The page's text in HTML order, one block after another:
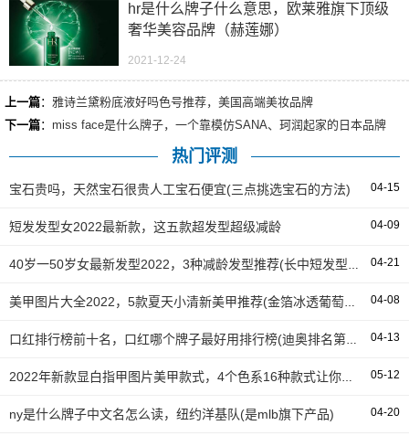
hr是什么牌子什么意思，欧莱雅旗下顶级
奢华美容品牌（赫莲娜）
2021-12-24
上一篇： 雅诗兰黛粉底液好吗色号推荐，美国高端美妆品牌
下一篇： miss face是什么牌子，一个靠模仿SANA、珂润起家的日本品牌
热门评测
宝石贵吗，天然宝石很贵人工宝石便宜(三点挑选宝石的方法) 04-15
短发发型女2022最新款，这五款超发型超级减龄 04-09
40岁一50岁女最新发型2022，3种减龄发型推荐(长中短发型都有) 04-21
美甲图片大全2022，5款夏天小清新美甲推荐(金箔冰透葡萄超显白) 04-08
口红排行榜前十名，口红哪个牌子最好用排行榜(迪奥排名第一) 04-13
2022年新款显白指甲图片美甲款式，4个色系16种款式让你变得更美 05-12
ny是什么牌子中文名怎么读，纽约洋基队(是mlb旗下产品) 04-20